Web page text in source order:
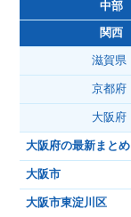
中部
関西
滋賀県
京都府
大阪府
大阪府の最新まとめ
大阪市
大阪市東淀川区